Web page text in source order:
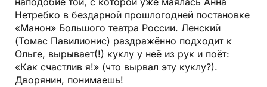
Нетребко в бездарной прошлогодней постановке
«Манон» Большого театра России. Ленский
(Томас Павилионис) раздражённо подходит к
Ольге, вырывает(!) куклу у неё из рук и поёт:
«Как счастлив я!» (что вырвал эту куклу?).
Дворянин, понимаешь!